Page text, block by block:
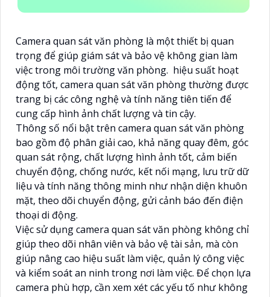
Camera quan sát văn phòng là một thiết bị quan
trọng để giúp giám sát và bảo vệ không gian làm
việc trong môi trường văn phòng. hiệu suất hoạt
động tốt, camera quan sát văn phòng thường được
trang bị các công nghệ và tính năng tiên tiến để
cung cấp hình ảnh chất lượng và tin cậy.
Thông số nổi bật trên camera quan sát văn phòng
bao gồm độ phân giải cao, khả năng quay đêm, góc
quan sát rộng, chất lượng hình ảnh tốt, cảm biến
chuyển động, chống nước, kết nối mạng, lưu trữ dữ
liệu và tính năng thông minh như nhận diện khuôn
mặt, theo dõi chuyển động, gửi cảnh báo đến điện
thoại di động.
Việc sử dụng camera quan sát văn phòng không chỉ
giúp theo dõi nhân viên và bảo vệ tài sản, mà còn
giúp nâng cao hiệu suất làm việc, quản lý công việc
và kiểm soát an ninh trong nơi làm việc. Để chọn lựa
camera phù hợp, cần xem xét các yếu tố như không